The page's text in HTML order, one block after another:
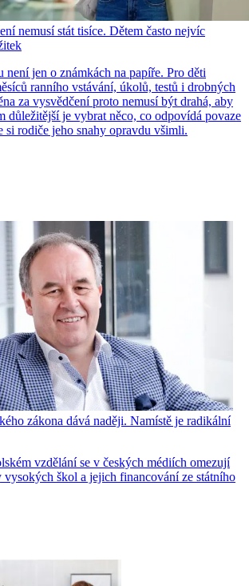
nemusí stát tisíce. Dětem často nejvíc
jen o známkách na papíře. Pro děti
ranního vstávání, úkolů, testů i drobných
za vysvědčení proto nemusí být drahá, aby
důležitější je vybrat něco, co odpovídá povaze
si rodiče jeho snahy opravdu všimli.
zákona dává naději. Namístě je radikální
vzdělání se v českých médiích omezují
vysokých škol a jejich financování ze státního